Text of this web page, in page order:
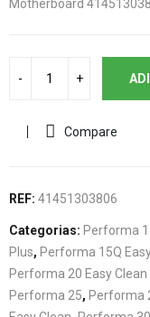
Motherboard
Compare
REF: 41451303806
Categorias: Performa
Plus, Performa 15Q
Performa 20 Easy Clean
Performa 25, Performa